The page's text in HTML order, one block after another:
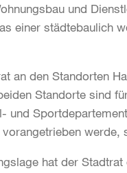
und
einer städtebaulich
an den Standorten
Standorte sind
und
werde,
hat der